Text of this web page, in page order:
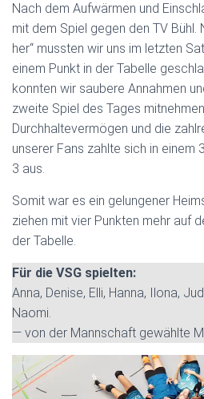
Nach dem Aufwärmen und
mit dem Spiel gegen den TV Bühl.
her“ mussten wir uns im letzten
einem Punkt in der Tabelle
konnten wir saubere Annahmen
zweite Spiel des Tages
Durchhaltevermögen und die
unserer Fans zahlte sich in einem
3 aus.
Somit war es ein gelungener
ziehen mit vier Punkten mehr auf
der Tabelle.
Für die VSG spielten:
Anna, Denise, Elli, Hanna, Ilona,
Naomi.
— von der Mannschaft gewählte